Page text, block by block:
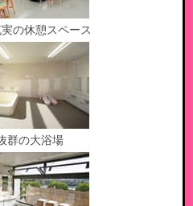
の休憩スペース
群の大浴場